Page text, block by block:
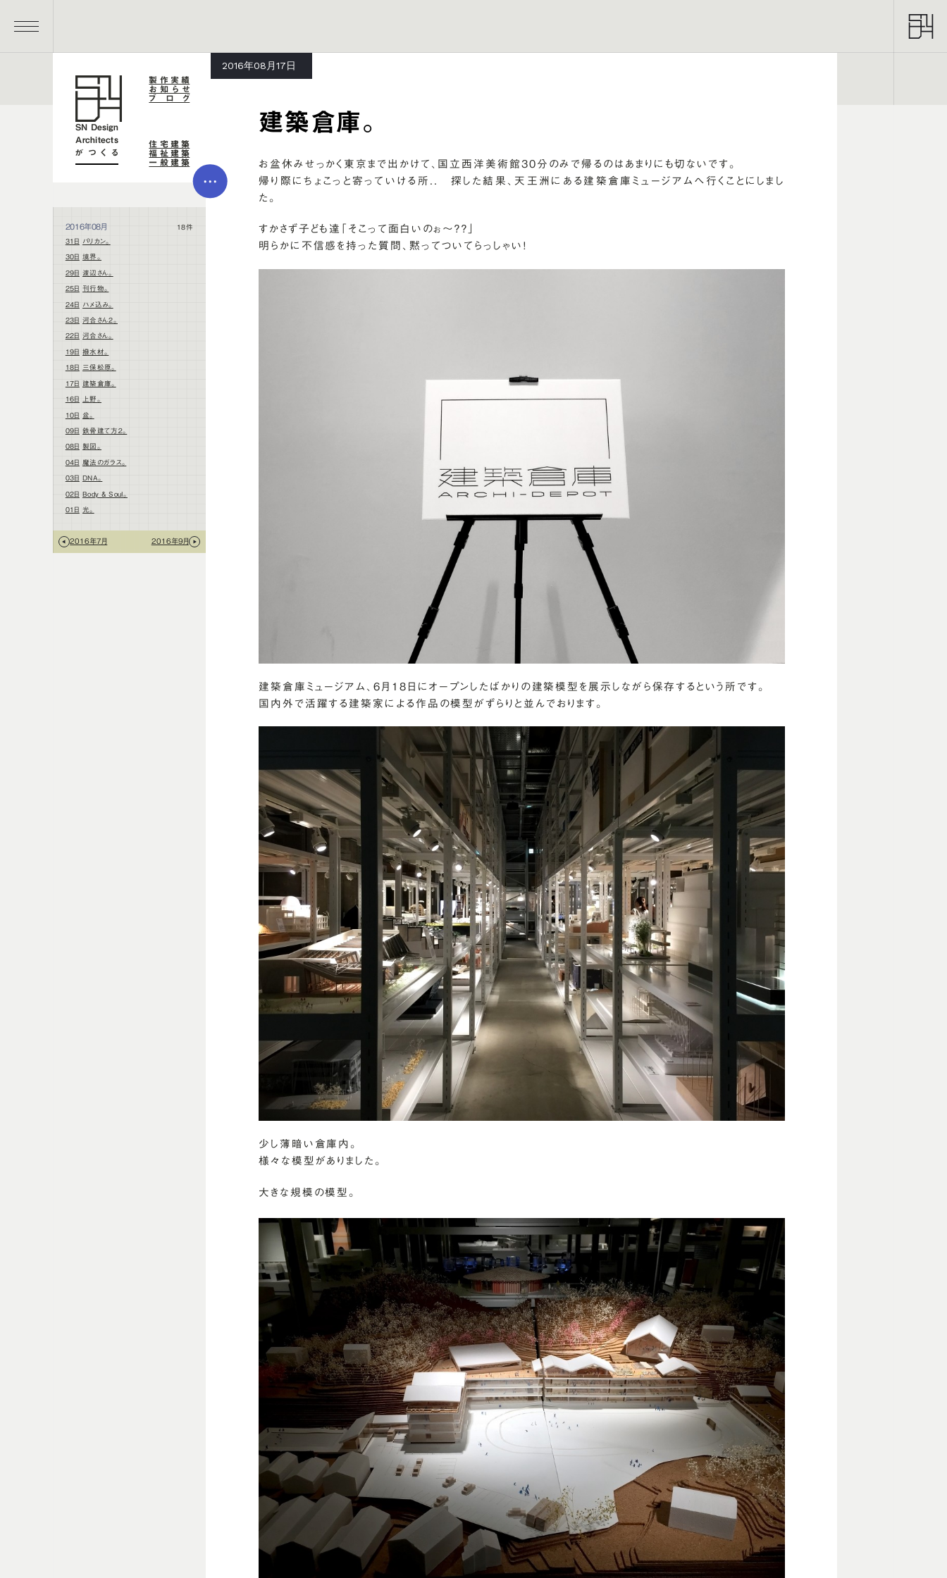
MENU MENU
製作実績
お知らせ
ブログ
SN Design
Architects
がつくる
住宅建築
福祉建築
一般建築
MEN
2016年08月 18件
31日 バリカン。
30日 境界。
29日 渡辺さん。
25日 刊行物。
24日 ハメ込み。
23日 河合さん2。
22日 河合さん。
19日 撥水材。
18日 三保松原。
17日 建築倉庫。
16日 上野。
10日 盆。
09日 鉄骨建て方２。
08日 製図。
04日 魔法のガラス。
03日 DNA。
02日 Body & Soul。
01日 光。
2016年7月 2016年9月
2016年08月17日
建築倉庫。
お盆休みせっかく東京まで出かけて、国立西洋美術館30分のみで帰るのはあまりにも切ないです。
帰り際にちょこっと寄っていける所.. 探した結果、天王洲にある建築倉庫ミュージアムへ行くことにしまし
た。
すかさず子ども達「そこって面白いのぉ～？？」
明らかに不信感を持った質問、黙ってついてらっしゃい！
建築倉庫ミュージアム、6月18日にオープンしたばかりの建築模型を展示しながら保存するという所です。
国内外で活躍する建築家による作品の模型がずらりと並んでおります。
少し薄暗い倉庫内。
様々な模型がありました。
大きな規模の模型。